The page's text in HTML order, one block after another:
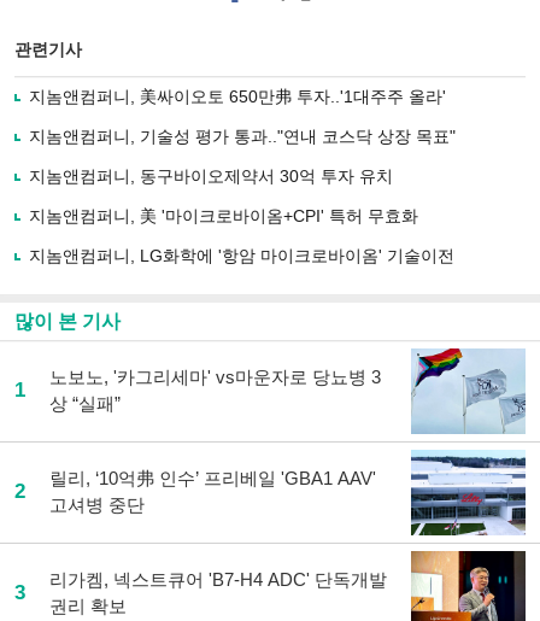
로
사
유
기
관련기사
지놈앤컴퍼니, 美싸이오토 650만弗 투자..'1대주주 올라'
지놈앤컴퍼니, 기술성 평가 통과.."연내 코스닥 상장 목표"
지놈앤컴퍼니, 동구바이오제약서 30억 투자 유치
지놈앤컴퍼니, 美 '마이크로바이옴+CPI' 특허 무효화
지놈앤컴퍼니, LG화학에 '항암 마이크로바이옴' 기술이전
많이 본 기사
1
노보노, '카그리세마' vs마운자로 당뇨병 3
상 “실패”
2
릴리, ‘10억弗 인수’ 프리베일 'GBA1 AAV'
고셔병 중단
3
리가켐, 넥스트큐어 'B7-H4 ADC' 단독개발
권리 확보